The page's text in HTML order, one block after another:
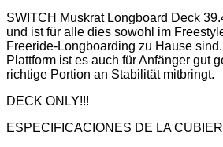
SWITCH Muskrat Longboard Deck
und ist für alle dies sowohl im
Freeride-Longboarding zu Hause
Plattform ist es auch für Anfänger gut
richtige Portion an Stabilität mitbringt.
DECK ONLY!!!
ESPECIFICACIONES DE LA